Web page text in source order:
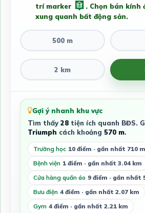
trí marker
. Chọn bán kính
xung quanh bất động sản.
500 m
2 km
Gợi ý nhanh khu vực
Tìm thấy 28tiện ích quanh BĐS.
Triumph cách khoảng 570 m.
Trường học 10 điểm · gần nhất 710 m
Bệnh viện 1 điểm · gần nhất 3.04 km
Cửa hàng quần áo 9 điểm · gần nhất
Bưu điện 4 điểm · gần nhất 2.07 km
Gym 4 điểm · gần nhất 2.21 km